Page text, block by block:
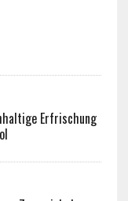
Erfrischung